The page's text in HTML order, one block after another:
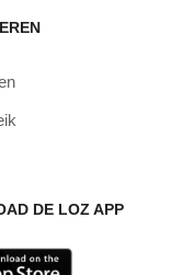
DE LOZ APP